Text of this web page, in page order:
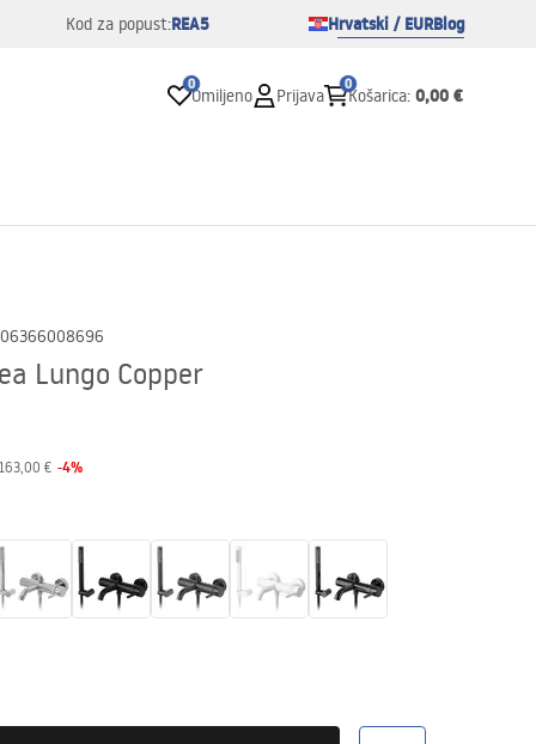
Kod za popust:REA5 Hrvatski / EURBlog
0
Omiljeno Prijava
0
Košarica: 0,00 €
Lungo Copper
€ -4%